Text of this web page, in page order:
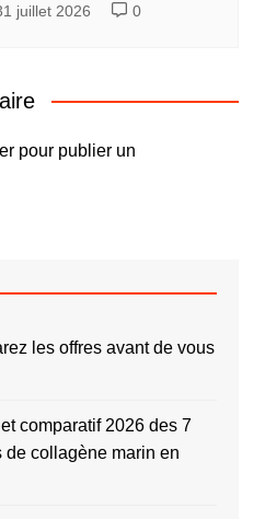
juillet 2026 0
pour publier un
les offres avant de vous
comparatif 2026 des 7
collagène marin en